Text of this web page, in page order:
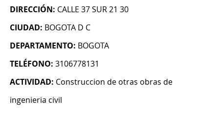
DIRECCIÓN: CALLE 37 SUR 21 30
CIUDAD: BOGOTA D C
DEPARTAMENTO: BOGOTA
TELÉFONO: 3106778131
ACTIVIDAD: Construccion de otras obras de
ingenieria civil